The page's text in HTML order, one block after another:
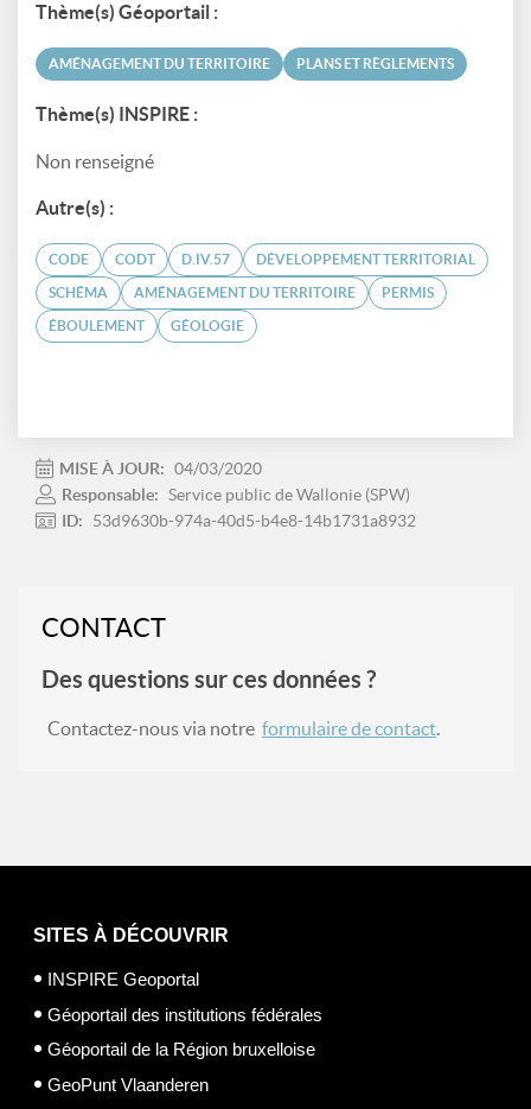
Thème(s) Géoportail :
AMÉNAGEMENT DU TERRITOIRE PLANS ET RÈGLEMENTS
Thème(s) INSPIRE :
Non renseigné
Autre(s) :
CODE CODT D.IV.57 DÉVELOPPEMENT TERRITORIAL
SCHÉMA AMÉNAGEMENT DU TERRITOIRE PERMIS
ÉBOULEMENT GÉOLOGIE
MISE À JOUR: 04/03/2020
Responsable: Service public de Wallonie (SPW)
ID:
53d9630b-974a-40d5-b4e8-14b1731a8932
CONTACT
Des questions sur ces données ?
Contactez-nous via notre formulaire de contact.
SITES À DÉCOUVRIR
INSPIRE Geoportal
Géoportail des institutions fédérales
Géoportail de la Région bruxelloise
GeoPunt Vlaanderen